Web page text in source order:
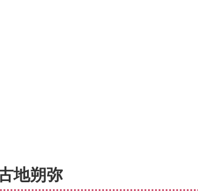
地朔弥